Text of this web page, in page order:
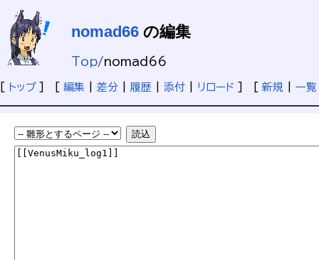
nomad66 の編集
Top/nomad66
トップ] [ 編集 差分 履歴 添付 リロード 新規 一覧